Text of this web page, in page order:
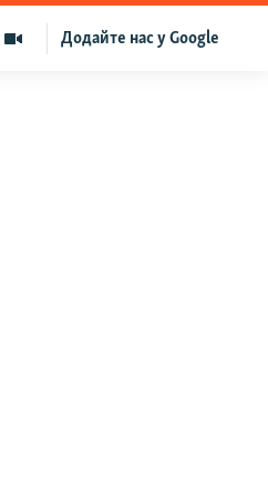
Додайте нас у Google